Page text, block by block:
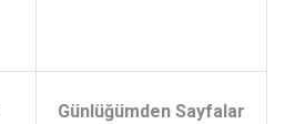
Günlüğümden Sayfalar